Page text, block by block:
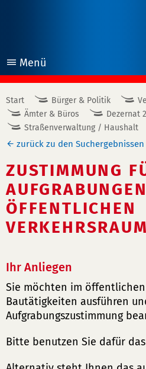
Menü
öffnen
Start Bürger & Politik
Ämter & Büros
Dezernat
Straßenverwaltung / Haushalt
zurück zu den Suchergebnissen
ZUSTIMMUNG
ÖFFENTLICHEN
VERKEHRSRAUM
Ihr Anliegen
Sie möchten im öffentlichen
Bautätigkeiten ausführen
Aufgrabungszustimmung
Bitte benutzen Sie dafür